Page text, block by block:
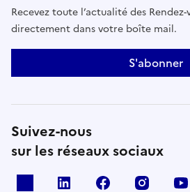
Recevez toute l’actualité des
directement dans votre boîte mail.
S'abonner
Suivez-nous
sur les réseaux sociaux
Linkedin Facebook